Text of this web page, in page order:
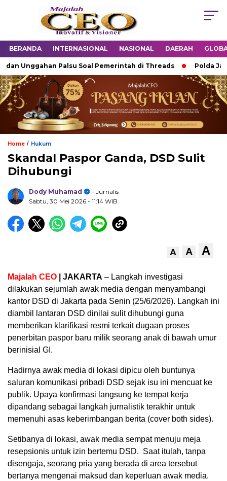
BERANDA INTERNASIONAL NASIONAL DAERAH
Palsu Soal Pemerintah di Threads Polda Jabar
Home / Hukum
Skandal Paspor Ganda, DSD Sulit
Dihubungi
Dody Muhamad
- Jurnalis
Sabtu, 30 Mei 2026 - 11:14 WIB
A A A
Majalah CEO | ​JAKARTA – Langkah investigasi
dilakukan sejumlah awak media dengan menyambangi
kantor DSD di Jakarta pada Senin (25/6/2026). Langkah ini
diambil lantaran DSD dinilai sulit dihubungi guna
memberikan klarifikasi resmi terkait dugaan proses
penerbitan paspor baru milik seorang anak di bawah umur
berinisial GI.
Hadirnya awak media di lokasi dipicu oleh buntunya
saluran komunikasi pribadi DSD sejak isu ini mencuat ke
publik. Upaya konfirmasi langsung ke tempat kerja
dipandang sebagai langkah jurnalistik terakhir untuk
memenuhi asas keberimbangan berita (cover both sides).
Setibanya di lokasi, awak media sempat menuju meja
resepsionis untuk izin bertemu DSD. Saat itulah, tanpa
disengaja, seorang pria yang berada di area tersebut
bertanya mengenai maksud dan keperluan awak media.